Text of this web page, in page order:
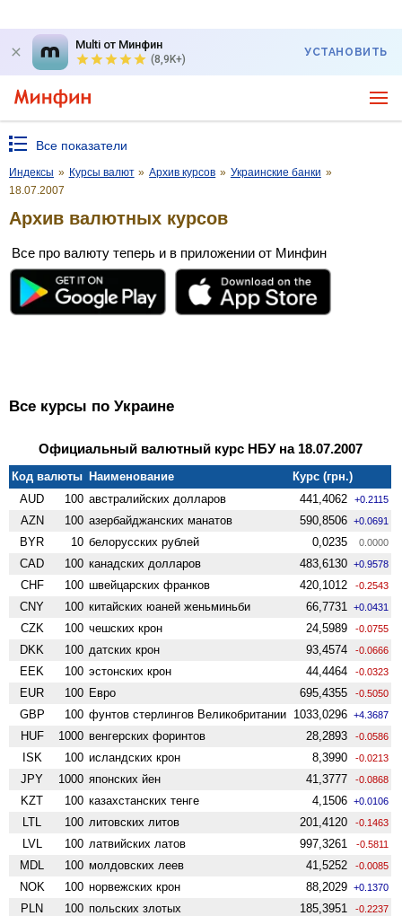
Multi от Минфин
(8,9K+)
УСТАНОВИТЬ
Все показатели
Индексы » Курсы валют » Архив курсов » Украинские банки »
18.07.2007
Архив валютных курсов
Все про валюту теперь и в приложении от Минфин
Все курсы по Украине
Официальный валютный курс НБУ на 18.07.2007
Код валюты Наименование
Курс (грн.)
AUD
100 австралийских долларов 441,4062 +0.2115
AZN 100 азербайджанских манатов 590,8506 +0.0691
BYR 10 белорусских рублей 0,0235 0.0000
CAD 100 канадских долларов 483,6130 +0.9578
CHF 100 швейцарских франков 420,1012 -0.2543
CNY 100 китайских юаней женьминьби 66,7731 +0.0431
CZK 100 чешских крон 24,5989 -0.0755
DKK 100 датских крон 93,4574 -0.0666
EEK 100 эстонских крон 44,4464 -0.0323
EUR 100 Евро 695,4355 -0.5050
GBP 100 фунтов стерлингов Велико­британии 1033,0296 +4.3687
HUF 1000 венгерских форинтов 28,2893 -0.0586
ISK 100 исландских крон 8,3990 -0.0213
JPY 1000 японских йен 41,3777 -0.0868
KZT 100 казахстанских тенге 4,1506 +0.0106
LTL 100 литовских литов 201,4120 -0.1463
LVL 100 латвийских латов 997,3261 -0.5811
MDL 100 молдовских леев 41,5252 -0.0085
NOK 100 норвежских крон 88,2029 +0.1370
PLN 100 польских злотых 185,3951 -0.2237